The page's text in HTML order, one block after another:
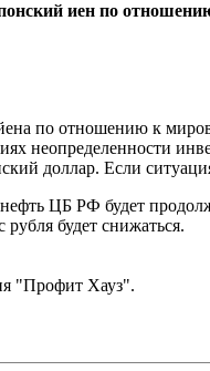
иен по
по отношению к
неопределенности
доллар. Если
ЦБ РФ будет
будет снижаться.
"Профит Хауз".